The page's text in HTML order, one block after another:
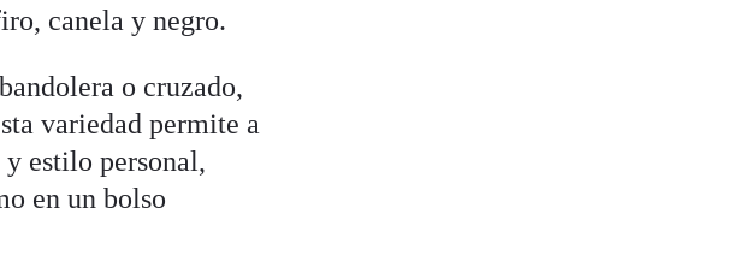
canela y negro.
o cruzado,
variedad permite a
y estilo personal,
en un bolso